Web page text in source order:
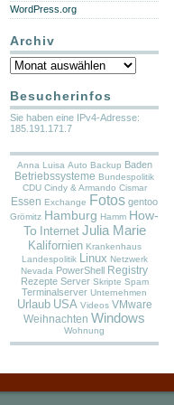
WordPress.org
Archiv
Archiv
Besucherinfos
Sie haben eine IPv4-Adresse:
185.191.171.7
Anna Luisa Auto Backup Baden
Betriebssysteme Bundespolitik
CDU Cindy & Armando Cismar
Essen Exchange Fotos gentoo
Grömitz Hamburg Hamm How-
To Internet Julia Marie
Kalifornien Krankenhaus
Landespolitik Linux Netzwerk
Nevada PowerShell Registry
Rezepte Server Skripte Spam
Terminalserver Unternehmen
Urlaub USA Videos VMware
Weihnachten Windows
Wohnung